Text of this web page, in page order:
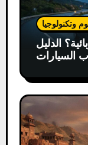
وتكنولوجيا
الدليل
السيارات